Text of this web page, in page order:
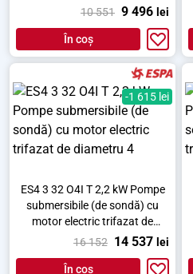
10 551 9 496 lei
În coș
-1 615 lei
ES4 3 32 O4I T 2,2 kW Pompe
submersibile (de sondă) cu
motor electric trifazat de
diametru 4
16 152 14 537 lei
În coș